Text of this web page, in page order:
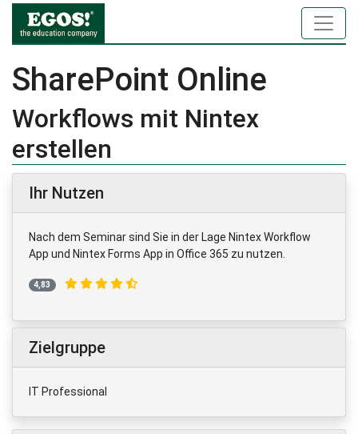
SharePoint Online
Workflows mit Nintex
erstellen
Ihr Nutzen
Nach dem Seminar sind Sie in der Lage Nintex Workflow
App und Nintex Forms App in Office 365 zu nutzen.
4,83
Zielgruppe
IT Professional